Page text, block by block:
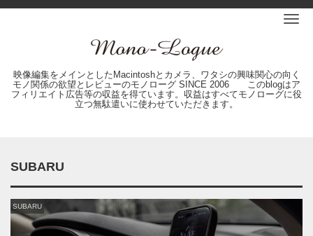
映像編集をメインとしたMacintoshとカメラ、ワタシの興味関心の向く
モノ関係の欲望とレビューのモノローグ SINCE 2006 このblogはア
フィリエイト広告等の収益を得ています。収益はすべてモノローグに役
立つ無駄遣いに使わせていただきます。
SUBARU
SUBARU